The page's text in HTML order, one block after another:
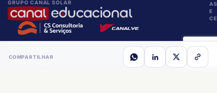
COMPARTILHAR
GRUPO CANAL SOLAR
E